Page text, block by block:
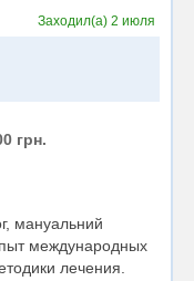
Заходил(а)2 июля
грн.
мануальний
международных
лечения.